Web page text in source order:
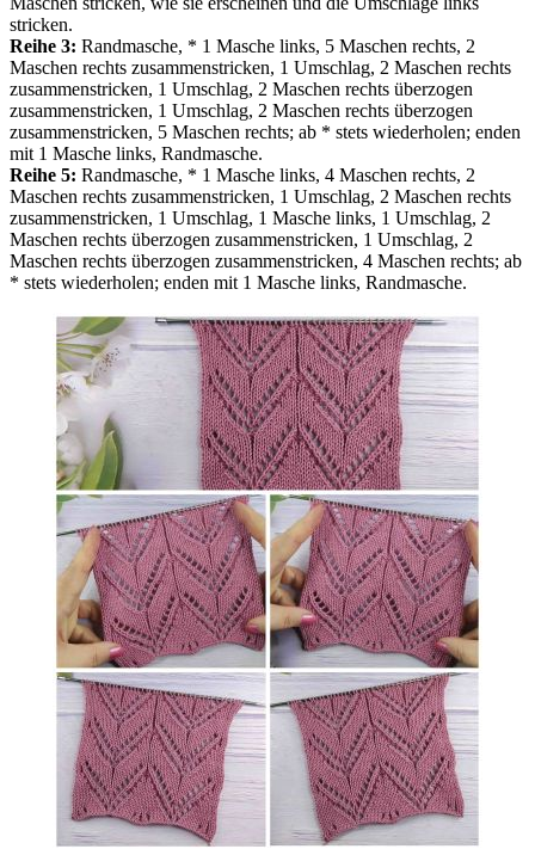
stricken.
Reihe 3: Randmasche, * 1 Masche links, 5 Maschen rechts, 2
Maschen rechts zusammenstricken, 1 Umschlag, 2 Maschen rechts
zusammenstricken, 1 Umschlag, 2 Maschen rechts überzogen
zusammenstricken, 1 Umschlag, 2 Maschen rechts überzogen
zusammenstricken, 5 Maschen rechts; ab * stets wiederholen; enden
mit 1 Masche links, Randmasche.
Reihe 5: Randmasche, * 1 Masche links, 4 Maschen rechts, 2
Maschen rechts zusammenstricken, 1 Umschlag, 2 Maschen rechts
zusammenstricken, 1 Umschlag, 1 Masche links, 1 Umschlag, 2
Maschen rechts überzogen zusammenstricken, 1 Umschlag, 2
Maschen rechts überzogen zusammenstricken, 4 Maschen rechts; ab
* stets wiederholen; enden mit 1 Masche links, Randmasche.